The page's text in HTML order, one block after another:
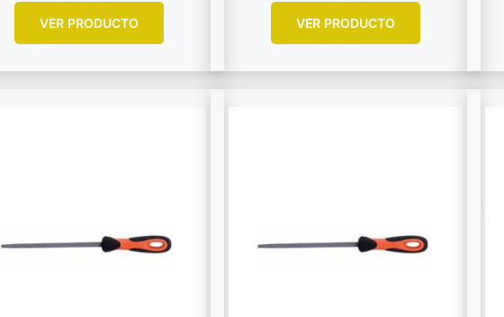
VER PRODUCTO
VER PRODUCTO